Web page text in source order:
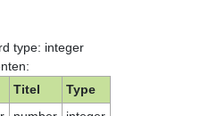
type: integer
Titel
Type